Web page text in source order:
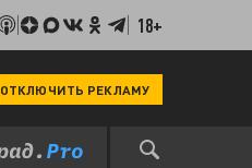
18+
ОТКЛЮЧИТЬ РЕКЛАМУ